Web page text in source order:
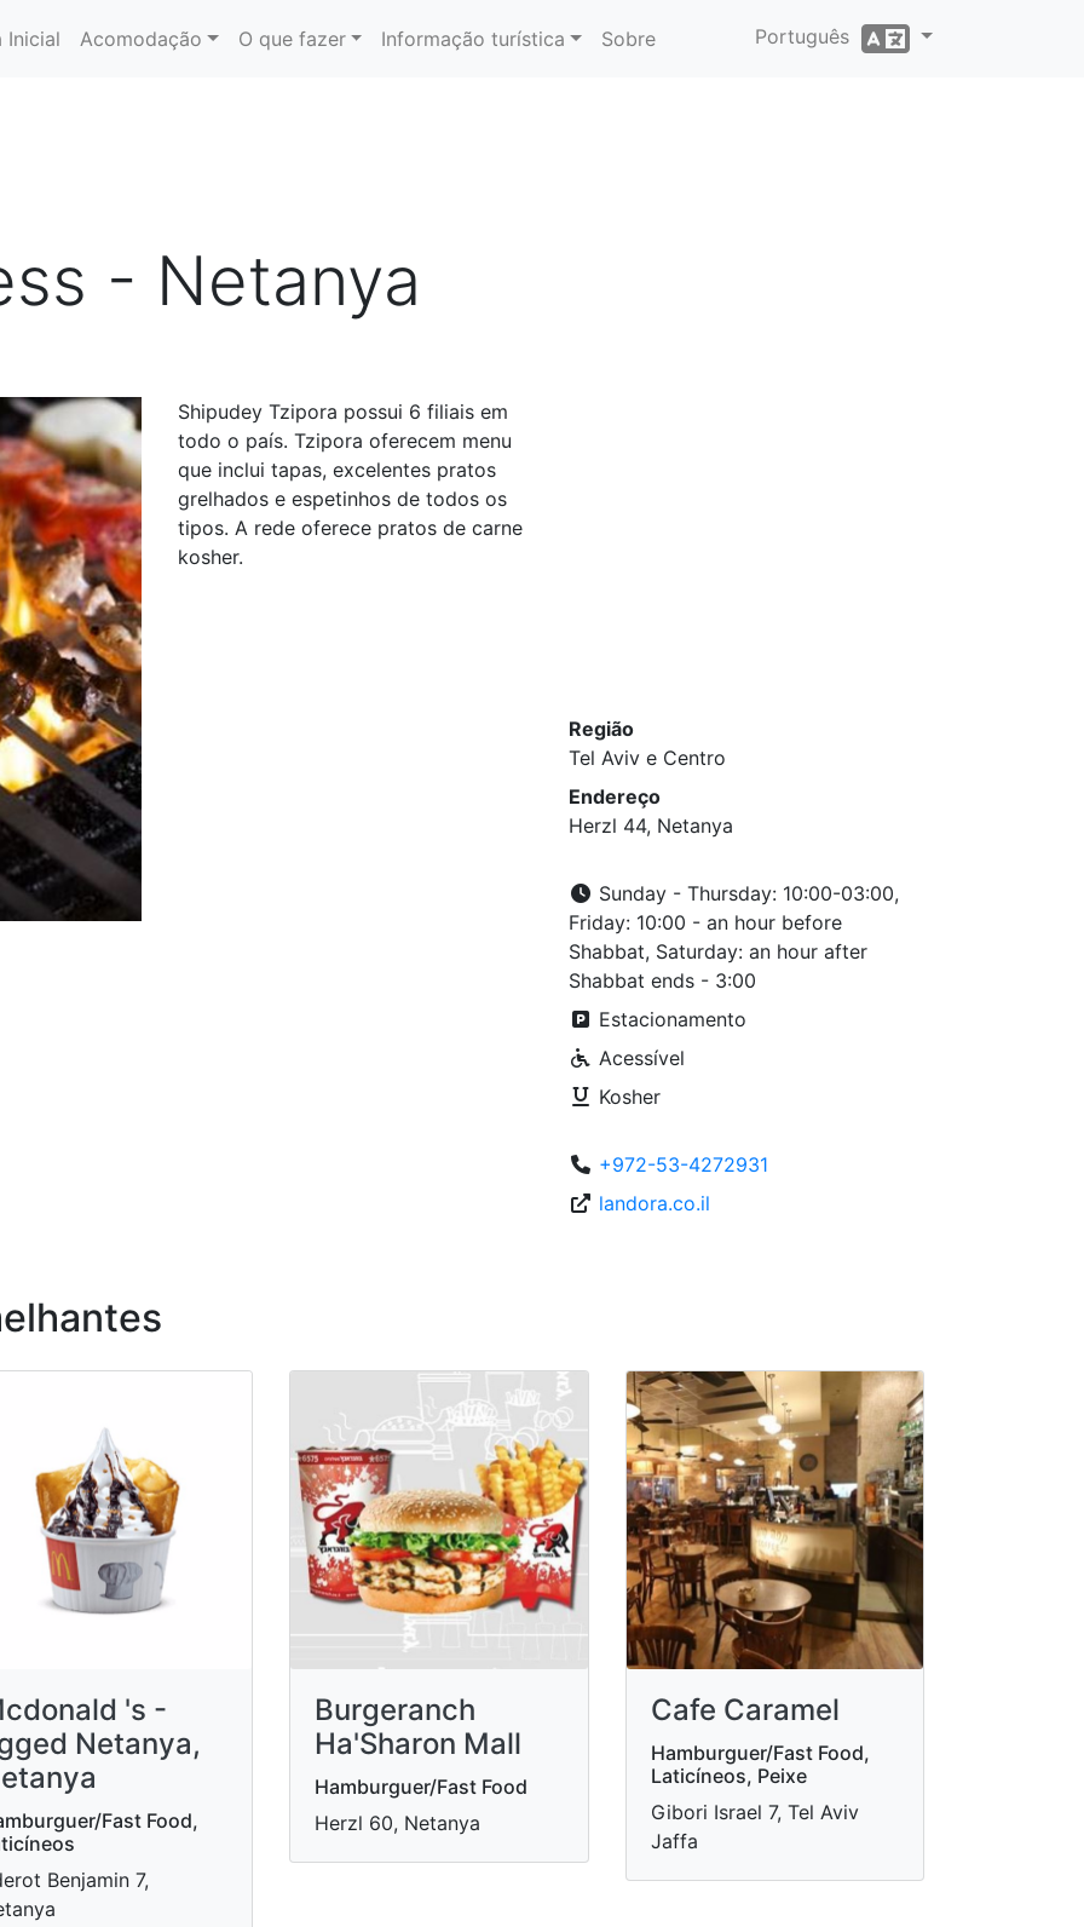
Inicial Acomodação O que fazer Informação turística Sobre Português
- Netanya
Shipudey Tzipora possui 6 filiais em
todo o país. Tzipora oferecem menu
que inclui tapas, excelentes pratos
grelhados e espetinhos de todos os
tipos. A rede oferece pratos de carne
kosher.
Região
Tel Aviv e Centro
Endereço
Herzl 44, Netanya
Sunday - Thursday: 10:00-03:00,
Friday: 10:00 - an hour before
Shabbat, Saturday: an hour after
Shabbat ends - 3:00
Estacionamento
Acessível
Kosher
+972-53-4272931
landora.co.il
's -
Netanya,
Fast Food,
Benjamin 7,
Burgeranch
Ha'Sharon Mall
Hamburguer/Fast Food
Herzl 60, Netanya
Cafe Caramel
Hamburguer/Fast Food,
Laticíneos, Peixe
Gibori Israel 7, Tel Aviv
Jaffa